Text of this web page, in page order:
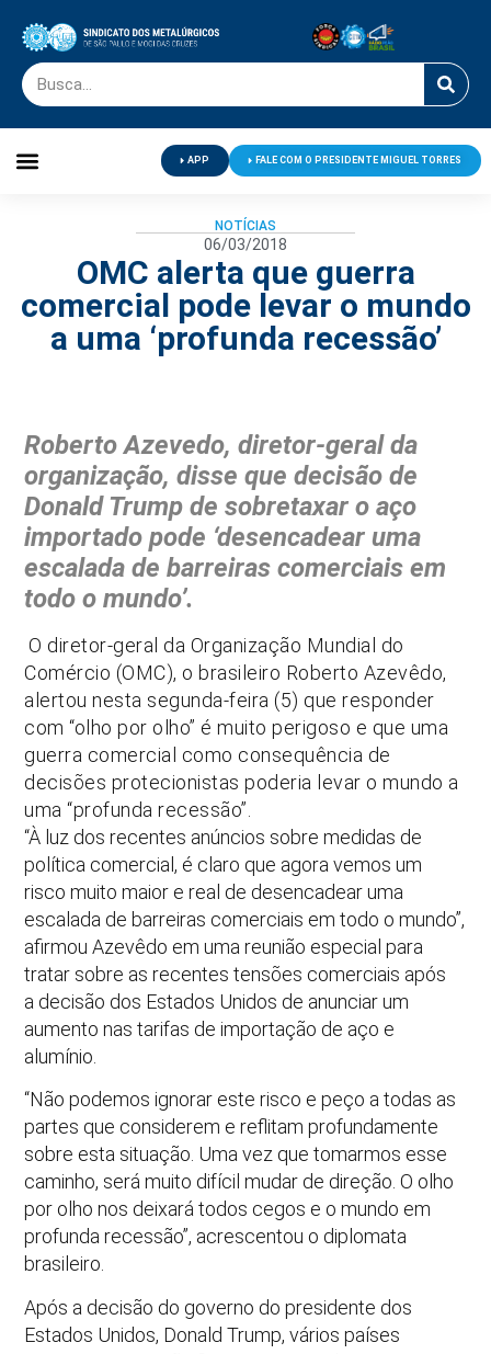
APP FALE COM O PRESIDENTE MIGUEL TORRES
NOTÍCIAS
06/03/2018
OMC alerta que guerra
comercial pode levar o mundo
a uma ‘profunda recessão’
Roberto Azevedo, diretor-geral da
organização, disse que decisão de
Donald Trump de sobretaxar o aço
importado pode ‘desencadear uma
escalada de barreiras comerciais em
todo o mundo’.
O diretor-geral da Organização Mundial do
Comércio (OMC), o brasileiro Roberto Azevêdo,
alertou nesta segunda-feira (5) que responder
com “olho por olho” é muito perigoso e que uma
guerra comercial como consequência de
decisões protecionistas poderia levar o mundo a
uma “profunda recessão”.
“À luz dos recentes anúncios sobre medidas de
política comercial, é claro que agora vemos um
risco muito maior e real de desencadear uma
escalada de barreiras comerciais em todo o mundo”,
afirmou Azevêdo em uma reunião especial para
tratar sobre as recentes tensões comerciais após
a decisão dos Estados Unidos de anunciar um
aumento nas tarifas de importação de aço e
alumínio.
“Não podemos ignorar este risco e peço a todas as
partes que considerem e reflitam profundamente
sobre esta situação. Uma vez que tomarmos esse
caminho, será muito difícil mudar de direção. O olho
por olho nos deixará todos cegos e o mundo em
profunda recessão”, acrescentou o diplomata
brasileiro.
Após a decisão do governo do presidente dos
Estados Unidos, Donald Trump, vários países